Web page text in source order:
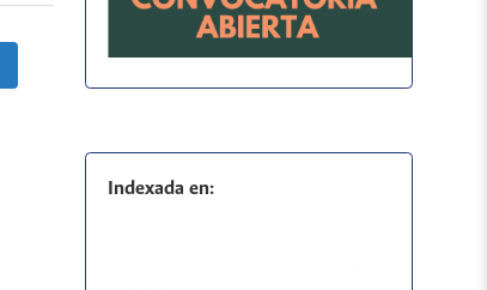
Indexada en: